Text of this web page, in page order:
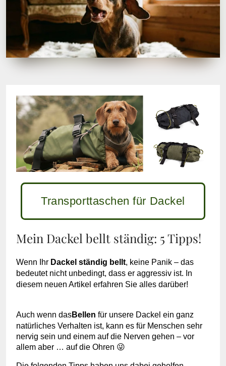
Transporttaschen für Dackel
Mein Dackel bellt ständig: 5 Tipps!
Wenn Ihr Dackel ständig bellt, keine Panik – das
bedeutet nicht unbedingt, dass er aggressiv ist. In
diesem neuen Artikel erfahren Sie alles darüber!
Auch wenn dasBellen für unsere Dackel ein ganz
natürliches Verhalten ist, kann es für Menschen sehr
nervig sein und einem auf die Nerven gehen – vor
allem aber … auf die Ohren 😜